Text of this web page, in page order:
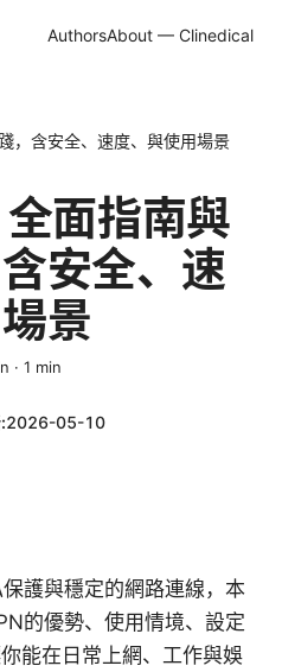
AuthorsAbout — Clinedical
，含安全、速度、與使用場景
面指南與
安全、速
景
· 1 min
2026-05-10
護與穩定的網路連線，本
的優勢、使用情境、設定
能在日常上網、工作與娛